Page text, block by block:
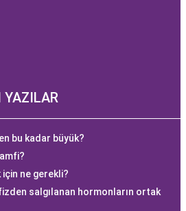
YAZILAR
bu kadar büyük?
ne gerekli?
salgılanan hormonların ortak